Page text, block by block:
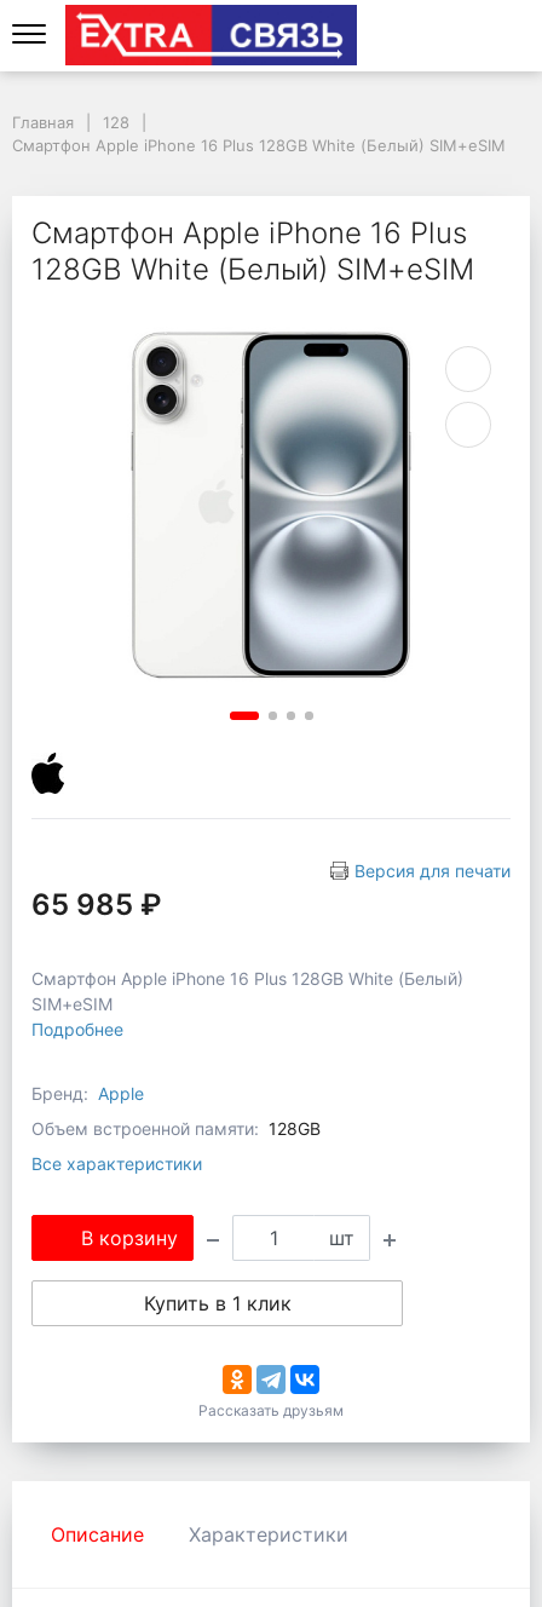
Смартфон Apple
Главная
128
Смартфон Apple iPhone 16 Plus 128GB White (Белый) SIM+eSIM
Смартфон Apple iPhone 16 Plus
128GB White (Белый) SIM+eSIM
Версия для печати
65 985 ₽
Смартфон Apple iPhone 16 Plus 128GB White (Белый)
SIM+eSIM
Подробнее
Бренд: Apple
Объем встроенной памяти: 128GB
Все характеристики
В корзину шт
Купить в 1 клик
Рассказать друзьям
Описание Характеристики